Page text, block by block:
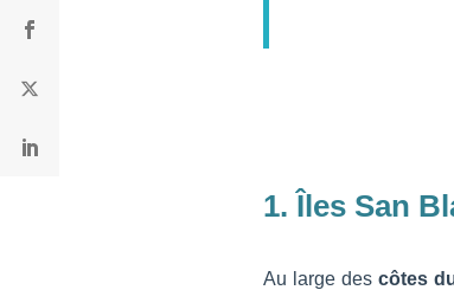
1. Îles San
Au large descôtes